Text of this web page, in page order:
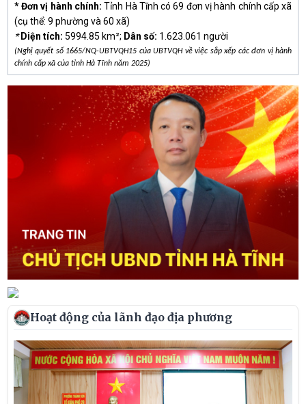
* Đơn vị hành chính:Tỉnh Hà Tĩnh có 69 đơn vị hành chính cấp xã
(cụ thể: 9 phường và 60 xã)
* Diện tích: 5994.85 km²; Dân số: 1.623.061 người
(Nghị quyết số 1665/NQ-UBTVQH15 của UBTVQH về việc sắp xếp các đơn vị hành
chính cấp xã của tỉnh Hà Tĩnh năm 2025)
Hoạt động của lãnh đạo địa phương